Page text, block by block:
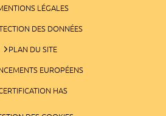
LÉGALES
DES DONNÉES
PLAN DU SITE
EUROPÉENS
HAS